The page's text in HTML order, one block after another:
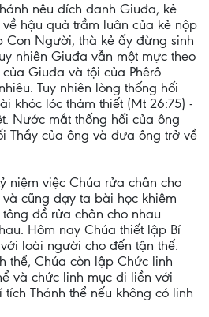
nêu đích danh Giuđa, kẻ
hậu quả trầm luân của kẻ nộp
Con Người, thà kẻ ấy đừng sinh
nhiên Giuđa vẫn một mực theo
Giuđa và tội của Phêrô
Tuy nhiên lòng thống hối
khóc lóc thảm thiết (Mt 26:75) -
Nước mắt thống hối của ông
Thầy của ông và đưa ông trở về
niệm việc Chúa rửa chân cho
cũng dạy ta bài học khiêm
đồ rửa chân cho nhau
Hôm nay Chúa thiết lập Bí
loài người cho đến tận thế.
thể, Chúa còn lập Chức linh
và chức linh mục đi liền với
tích Thánh thể nếu không có linh